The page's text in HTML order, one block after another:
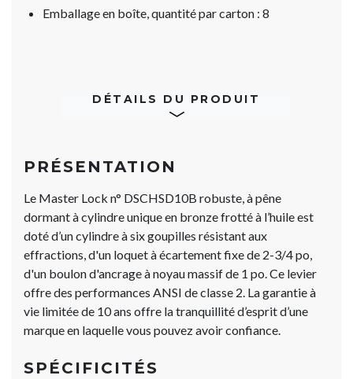
Emballage en boîte, quantité par carton : 8
DÉTAILS DU PRODUIT
PRÉSENTATION
Le Master Lock n° DSCHSD10B robuste, à pêne
dormant à cylindre unique en bronze frotté à l’huile est
doté d’un cylindre à six goupilles résistant aux
effractions, d'un loquet à écartement fixe de 2-3/4 po,
d'un boulon d'ancrage à noyau massif de 1 po. Ce levier
offre des performances ANSI de classe 2. La garantie à
vie limitée de 10 ans offre la tranquillité d’esprit d’une
marque en laquelle vous pouvez avoir confiance.
SPÉCIFICITÉS